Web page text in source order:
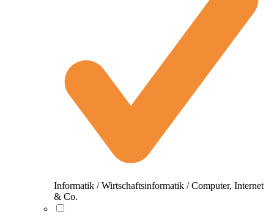
Informatik / Wirtschaftsinformatik / Computer, Internet
& Co.